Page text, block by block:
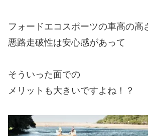
フォードエコスポーツの車高の高
悪路走破性は安心感があって
そういった面での
メリットも大きいですよね！？